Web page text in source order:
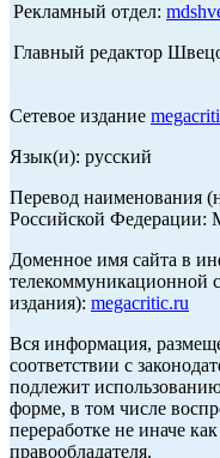
Рекламный отдел:
Главный редактор
Сетевое издание
Язык(и): русский
Перевод наименования
Российской Федерации:
Доменное имя сайта в
телекоммуникационной
издания): megacritic.ru
Вся информация,
соответствии с
подлежит
форме, в том числе
переработке не иначе
правообладателя.